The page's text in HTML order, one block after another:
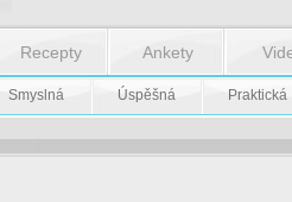
Recepty Ankety
Smyslná Úspěšná Praktická